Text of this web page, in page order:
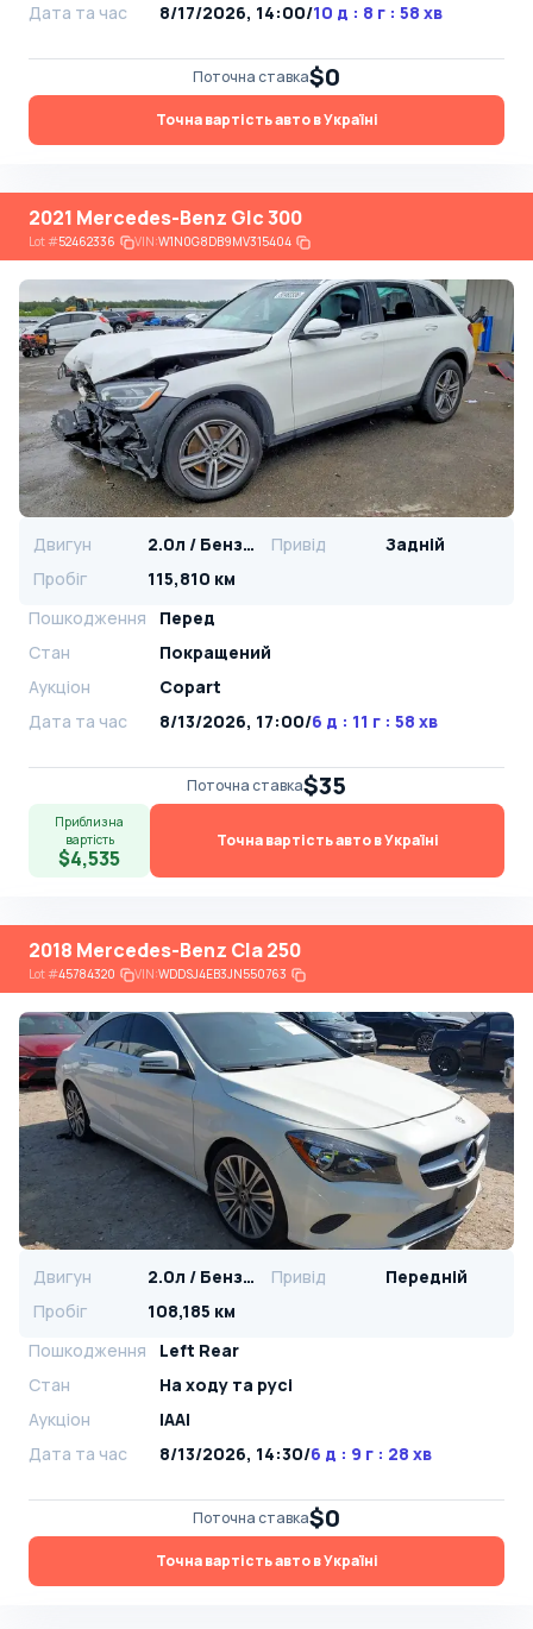
Дата та час
8/17/2026, 14:00/10 д : 8 г : 58 хв
Поточна ставка$0
Точна вартість авто в Україні
2021 Mercedes-Benz Glc 300
Lot#52462336 VIN:W1N0G8DB9MV315404
Двигун 2.0л / Бензин Привід
Задній
Пробіг
115,810 км
Пошкодження
Перед
Стан
Покращений
Аукціон
Copart
Дата та час
8/13/2026, 17:00/6 д : 11 г : 58 хв
Поточна ставка$35
Приблизна
вартість
$4,535
Точна вартість авто в Україні
2018 Mercedes-Benz Cla 250
Lot#45784320 VIN:WDDSJ4EB3JN550763
Двигун 2.0л / Бензин Привід
Передній
Пробіг
108,185 км
Пошкодження
Left Rear
Стан
На ​​ходу та русі
Аукціон
IAAI
Дата та час
8/13/2026, 14:30/6 д : 9 г : 28 хв
Поточна ставка$0
Точна вартість авто в Україні